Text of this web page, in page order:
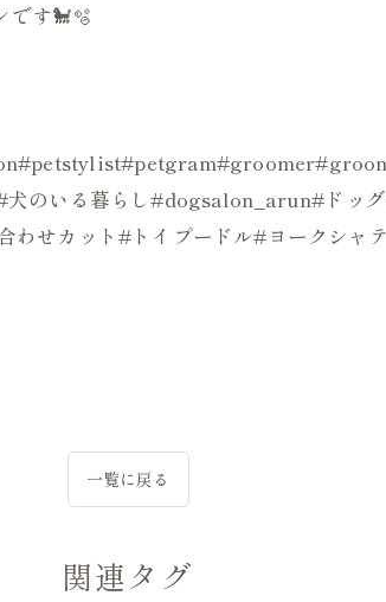
です🐩🫧
のいる暮らし#dogsalon_arun#ドッ
わせカット#トイプードル#ヨークシャ
一覧に戻る
関連タグ